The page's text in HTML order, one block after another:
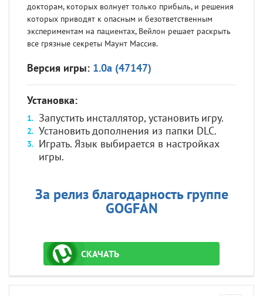
докторам, которых волнует только прибыль, и решения
которых приводят к опасным и безответственным
экспериментам на пациентах, Вейлон решает раскрыть
все грязные секреты Маунт Массив.
Версия игры: 1.0a (47147)
Установка:
Запустить инсталлятор, установить игру.
Установить дополнения из папки DLC.
Играть. Язык выбирается в настройках
игры.
За релиз благодарность группе
GOGFAN
СКАЧАТЬ
ТОРРЕНТ